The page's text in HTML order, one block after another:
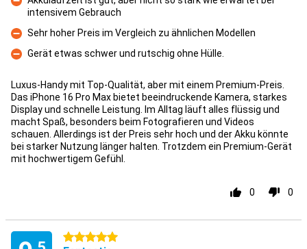
Conintensivem Gebrauch
Con
Sehr hoher Preis im Vergleich zu ähnlichen Modellen
Con
Gerät etwas schwer und rutschig ohne Hülle.
Luxus-Handy mit Top-Qualität, aber mit einem Premium-Preis.
Das iPhone 16 Pro Max bietet beeindruckende Kamera, starkes
Display und schnelle Leistung. Im Alltag läuft alles flüssig und
macht Spaß, besonders beim Fotografieren und Videos
schauen. Allerdings ist der Preis sehr hoch und der Akku könnte
bei starker Nutzung länger halten. Trotzdem ein Premium-Gerät
mit hochwertigem Gefühl.
0 0
5 stars